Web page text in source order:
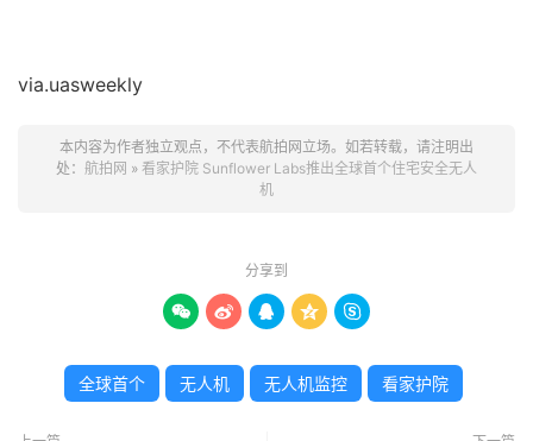
via.uasweekly
本内容为作者独立观点，不代表航拍网立场。如若转载，请注明出
处： 航拍网 » 看家护院 Sunflower Labs推出全球首个住宅安全无人
机
分享到
    
全球首个 无人机 无人机监控 看家护院